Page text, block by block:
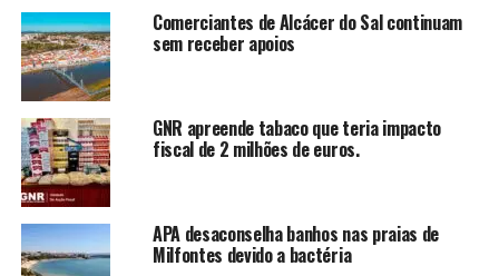
Comerciantes de Alcácer do Sal continuam
sem receber apoios
GNR apreende tabaco que teria impacto
fiscal de 2 milhões de euros.
APA desaconselha banhos nas praias de
Milfontes devido a bactéria